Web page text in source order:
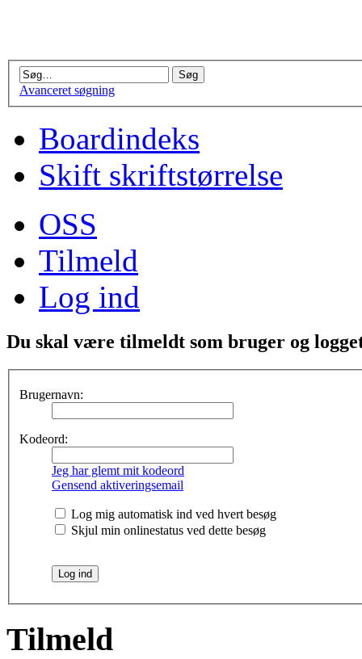
Avanceret søgning
Boardindeks
Skift skriftstørrelse
OSS
Tilmeld
Log ind
Du skal være tilmeldt som bruger og
Brugernavn:
Kodeord:
Jeg har glemt mit kodeord
Gensend aktiveringsemail
Log mig automatisk ind ved hvert besøg
Skjul min onlinestatus ved dette besøg
Tilmeld